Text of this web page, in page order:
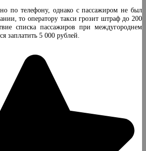
по телефону, однако с пассажиром не был
то оператору такси грозит штраф до 200
списка пассажиров при междугороднем
заплатить 5 000 рублей.